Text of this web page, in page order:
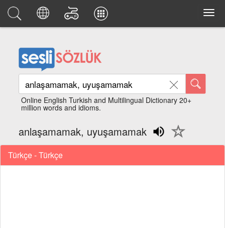
Online English Turkish and Multilingual Dictionary 20+
million words and idioms.
anlaşamamak, uyuşamamak
Türkçe - Türkçe